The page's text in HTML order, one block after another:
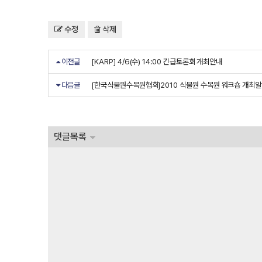
수정 삭제
이전글 [KARP] 4/6(수) 14:00 긴급토론회 개최안내
다음글 [한국식물원수목원협회]2010 식물원 수목원 워크숍 개최
댓글목록